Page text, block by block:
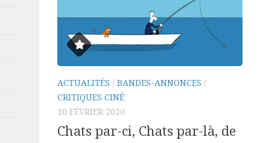
ACTUALITÉS / BANDES-ANNONCES /
CRITIQUES CINÉ
10 FÉVRIER 2020
Chats par-ci, Chats par-là, de